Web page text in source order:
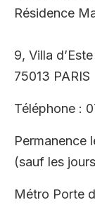
Résidence
9, Villa d’Este
75013 PARIS
Téléphone :
Permanence
(sauf les
Métro Porte